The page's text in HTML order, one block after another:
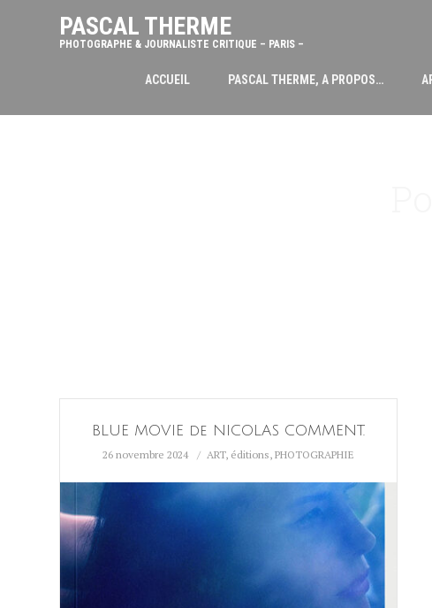
PASCAL THERME
PHOTOGRAPHE & JOURNALISTE CRITIQUE – PARIS –
ACCUEIL PASCAL THERME, A PROPOS…
BLUE MOVIE de NICOLAS COMMENT.
26 novembre 2024 ART, éditions,PHOTOGRAPHIE